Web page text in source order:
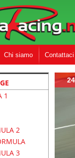
Chi siamo Contattaci
1
2
3